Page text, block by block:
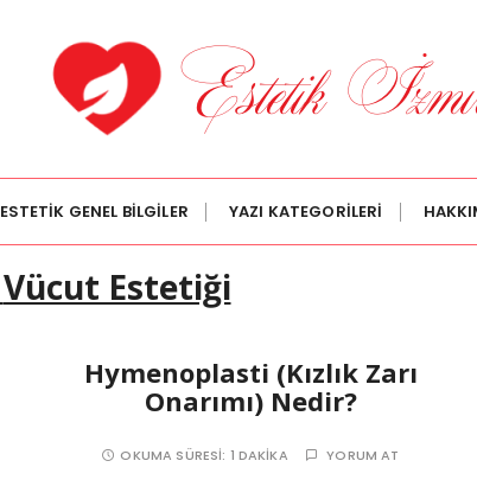
ESTETİK GENEL BİLGİLER YAZI KATEGORİLERİ
Vücut Estetiği
Hymenoplasti (Kızlık Zarı
Onarımı) Nedir?
OKUMA SÜRESI: 1 DAKIKA YORUM AT